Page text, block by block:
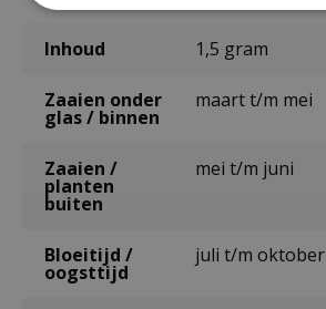
Inhoud 1,5 gram
Zaaien onder
glas / binnen
maart t/m mei
Zaaien /
planten
buiten
mei t/m juni
Bloeitijd /
oogsttijd
juli t/m oktober